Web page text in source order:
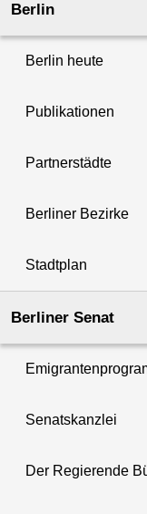
Berlin
Berlin heute
Publikationen
Partnerstädte
Berliner Bezirke
Stadtplan
Berliner Senat
Senatskanzlei
Der Regierende